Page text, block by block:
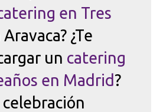
en Tres
¿Te
un catering
en Madrid?
celebración